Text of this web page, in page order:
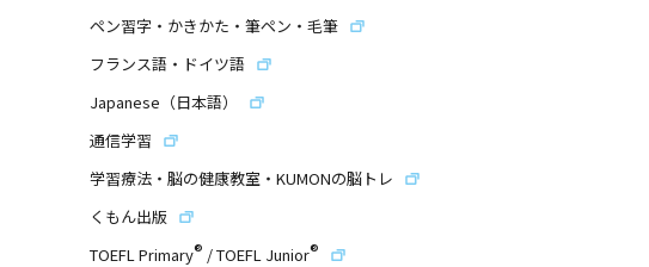
ペン習字・かきかた・筆ペン・毛筆
フランス語・ドイツ語
Japanese（日本語）
通信学習
学習療法・脳の健康教室・KUMONの脳トレ
くもん出版
TOEFL Primary® /TOEFL Junior®